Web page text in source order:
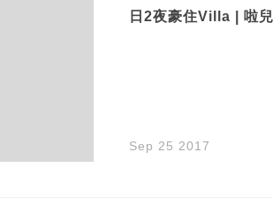
日2夜豪住Villa | 啦兒
Sep 25 2017